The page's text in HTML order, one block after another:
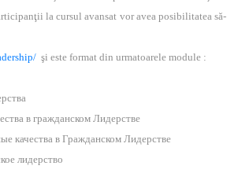
la cursul avansat vor avea posibilitatea să-
şi este format din urmatoarele module :
в гражданском Лидерстве
в Гражданском Лидерстве
лидерство